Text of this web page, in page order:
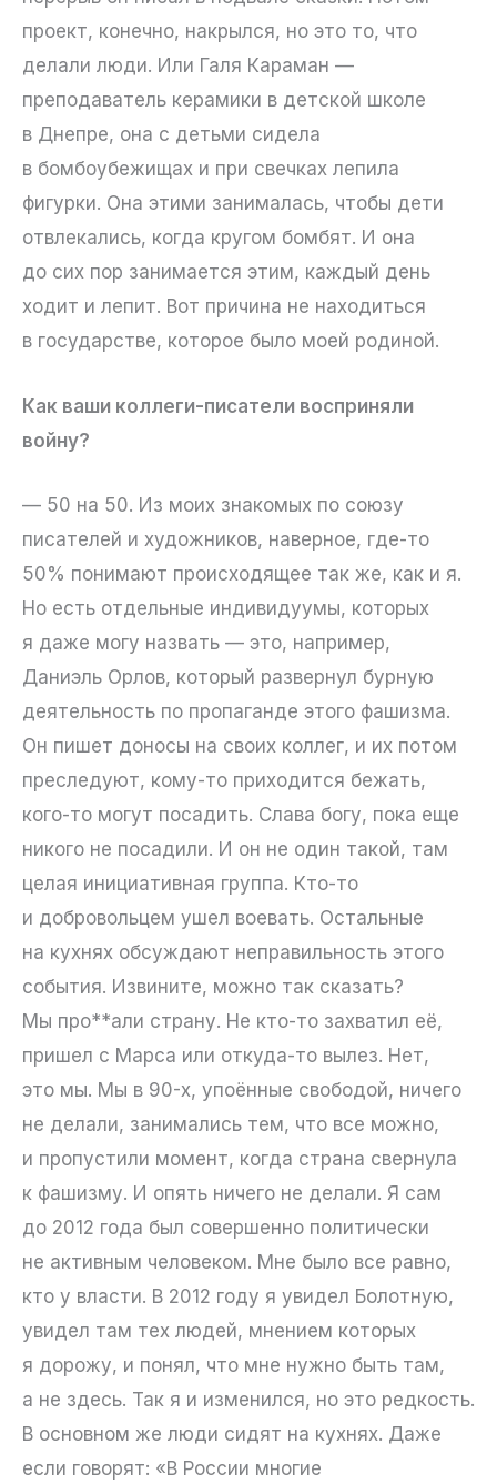
проект, конечно, накрылся, но это то, что
делали люди. Или Галя Караман —
преподаватель керамики в детской школе
в Днепре, она с детьми сидела
в бомбоубежищах и при свечках лепила
фигурки. Она этими занималась, чтобы дети
отвлекались, когда кругом бомбят. И она
до сих пор занимается этим, каждый день
ходит и лепит. Вот причина не находиться
в государстве, которое было моей родиной.
Как ваши коллеги-писатели восприняли
войну?
— 50 на 50. Из моих знакомых по союзу
писателей и художников, наверное, где-то
50% понимают происходящее так же, как и я.
Но есть отдельные индивидуумы, которых
я даже могу назвать — это, например,
Даниэль Орлов, который развернул бурную
деятельность по пропаганде этого фашизма.
Он пишет доносы на своих коллег, и их потом
преследуют, кому-то приходится бежать,
кого-то могут посадить. Слава богу, пока еще
никого не посадили. И он не один такой, там
целая инициативная группа. Кто-то
и добровольцем ушел воевать. Остальные
на кухнях обсуждают неправильность этого
события. Извините, можно так сказать?
Мы про**али страну. Не кто-то захватил её,
пришел с Марса или откуда-то вылез. Нет,
это мы. Мы в 90-х, упоённые свободой, ничего
не делали, занимались тем, что все можно,
и пропустили момент, когда страна свернула
к фашизму. И опять ничего не делали. Я сам
до 2012 года был совершенно политически
не активным человеком. Мне было все равно,
кто у власти. В 2012 году я увидел Болотную,
увидел там тех людей, мнением которых
я дорожу, и понял, что мне нужно быть там,
а не здесь. Так я и изменился, но это редкость.
В основном же люди сидят на кухнях. Даже
если говорят: «В России многие